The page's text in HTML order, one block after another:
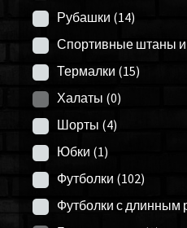
Рубашки (14)
Спортивные штаны
Термалки (15)
Халаты (0)
Шорты (4)
Юбки (1)
Футболки (102)
Футболки с длинным